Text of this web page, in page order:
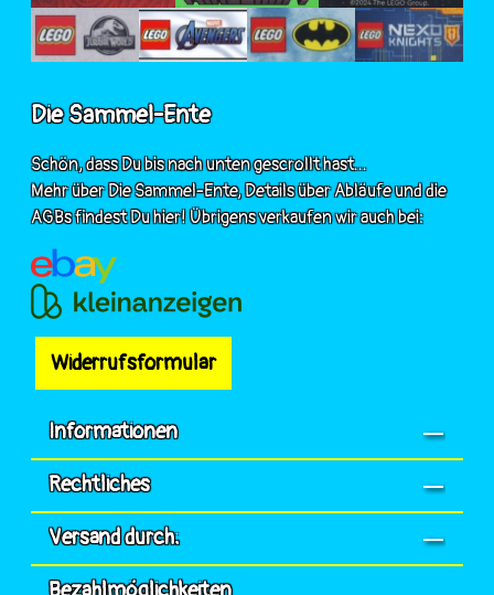
Die Sammel-Ente
Schön, dass Du bis nach unten gescrollt hast...
Mehr über Die Sammel-Ente, Details über Abläufe und die
AGBs findest Du hier! Übrigens verkaufen wir auch bei:
Widerrufsformular
Informationen
Rechtliches
Versand durch: